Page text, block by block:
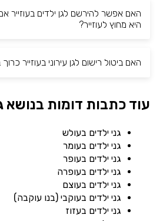
האם אפשר להירשם לגן ילדים בעוזייר
היא מחוץ לעוזייר?
האם ביטול רישום לגן עירוני בעוזייר
עוד כתבות דומות בנושא
גני ילדים בעולש
גני ילדים בעומר
גני ילדים בעופר
גני ילדים בעופרה
גני ילדים בעוצם
גני ילדים בעוקבי (בנו עוקבה)
גני ילדים בעזוז